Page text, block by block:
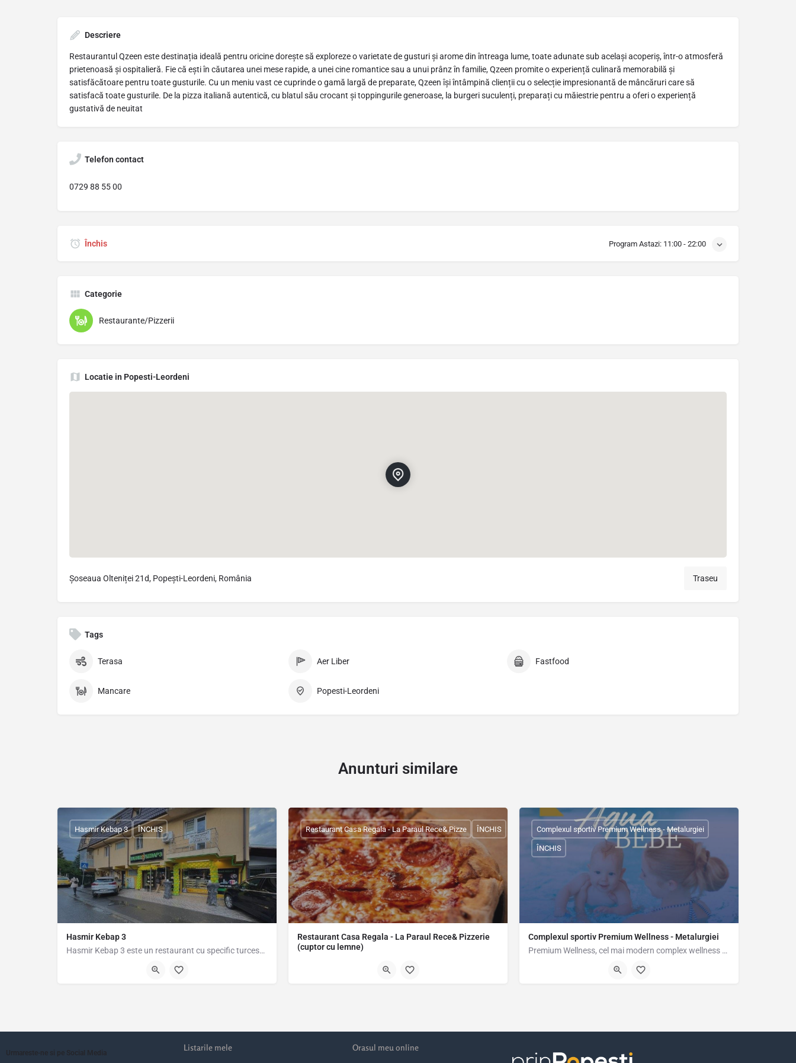
Descriere
Restaurantul Qzeen este destinația ideală pentru oricine dorește să exploreze o varietate de gusturi și arome din întreaga lume, toate adunate sub același acoperiș, într-o atmosferă
prietenoasă și ospitalieră. Fie că ești în căutarea unei mese rapide, a unei cine romantice sau a unui prânz în familie, Qzeen promite o experiență culinară memorabilă și
satisfăcătoare pentru toate gusturile. Cu un meniu vast ce cuprinde o gamă largă de preparate, Qzeen își întâmpină clienții cu o selecție impresionantă de mâncăruri care să
satisfacă toate gusturile. De la pizza italiană autentică, cu blatul său crocant și toppingurile generoase, la burgeri suculenți, preparați cu măiestrie pentru a oferi o experiență
gustativă de neuitat
Telefon contact
0729 88 55 00
Închis Program Astazi: 11:00 - 22:00
Categorie
Restaurante/Pizzerii
Locatie in Popesti-Leordeni
Șoseaua Olteniței 21d, Popești-Leordeni, România Traseu
Tags
Terasa Aer Liber Fastfood
Mancare Popesti-Leordeni
Anunturi similare
Hasmir Kebap 3
Hasmir Kebap 3 este un restaurant cu specific turcesc situat în Popești-Leordeni, pe strada Oituz 2v. Aici…
Strada Oituz 2v, Popești-Leordeni, România, 44.36925, 26.14518
Hasmir Kebap 3 ÎNCHIS
Restaurant Casa Regala - La Paraul Rece& Pizzerie
(cuptor cu lemne)
Restaurant Casa Regala - La Paraul Rece& Pizze ÎNCHIS
Complexul sportiv Premium Wellness - Metalurgiei
Premium Wellness, cel mai modern complex wellness și sportiv din sectorul 4 al Capitalei, te așteaptă cu…
Complexul sportiv Premium Wellness - Metalurgiei
ÎNCHIS
Urmareste-ne si pe Social Media
Listarile mele
Orasul meu online